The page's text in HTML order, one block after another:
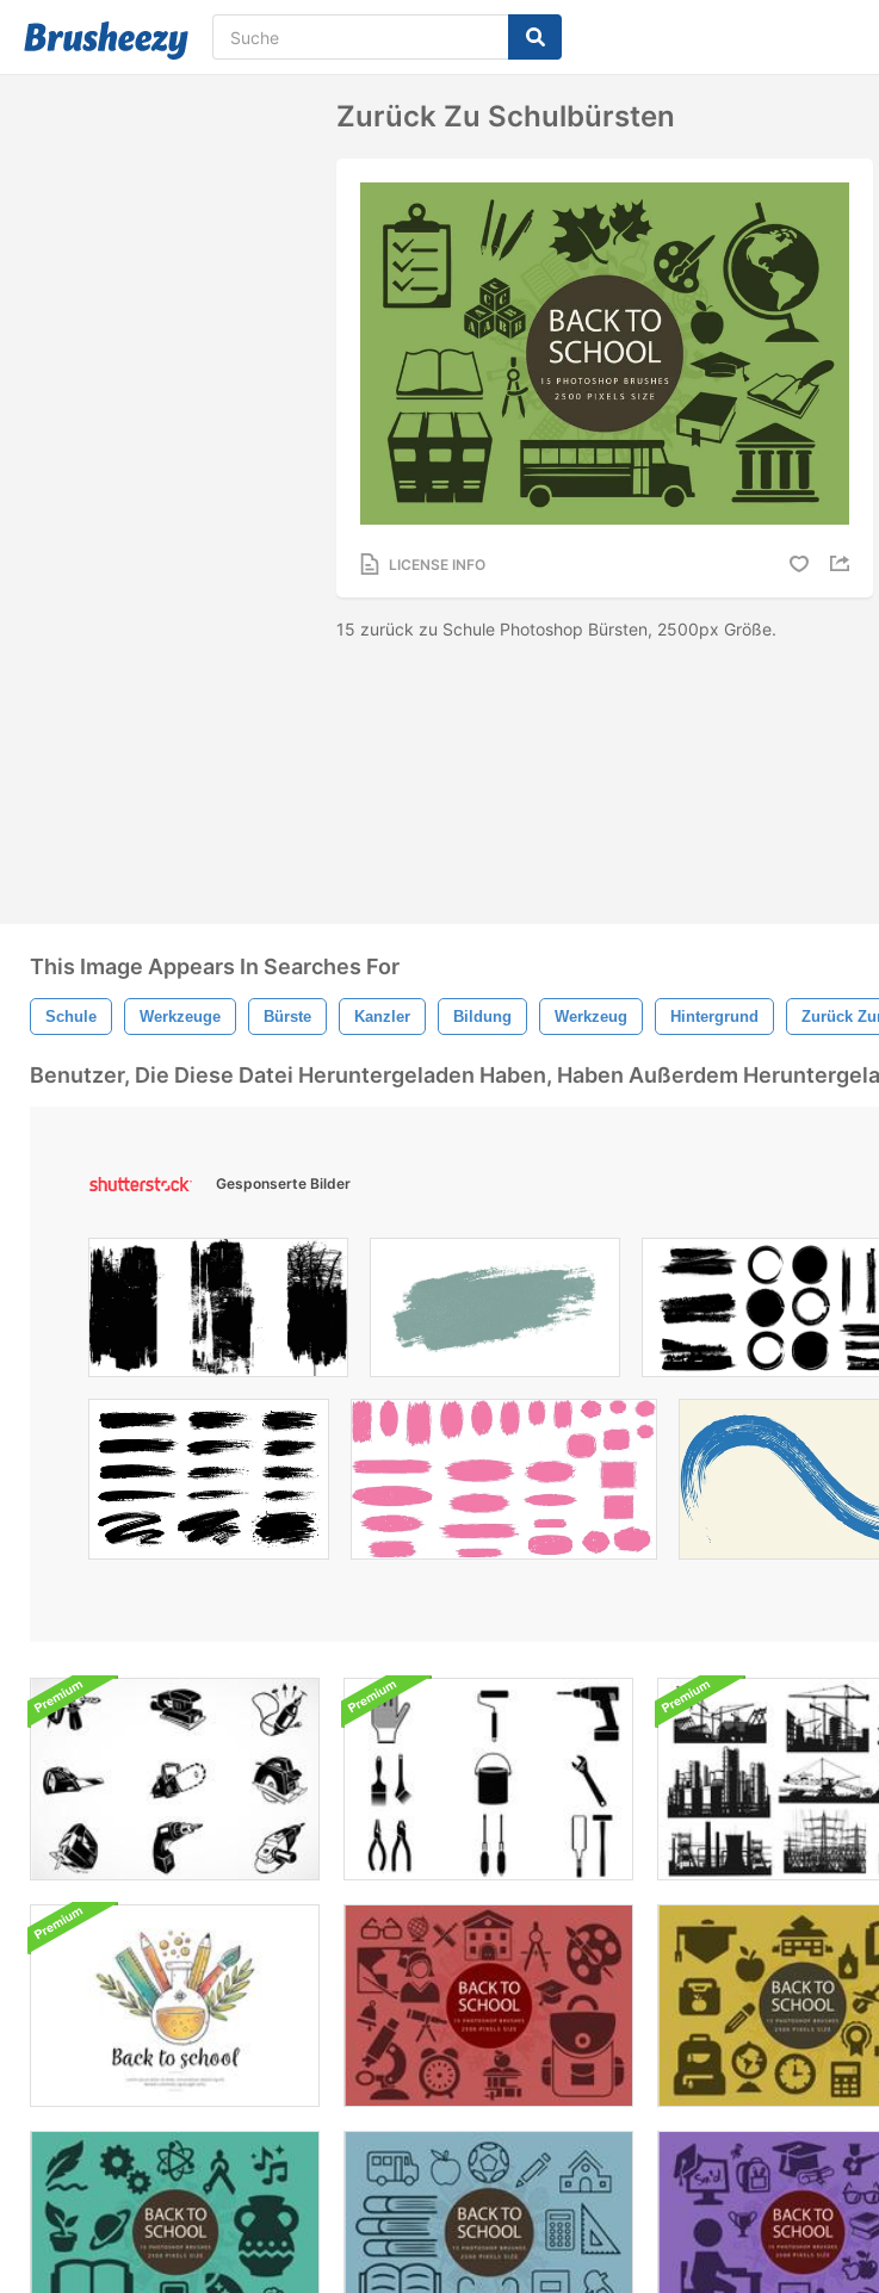
Zurück Zu Schulbürsten
LICENSE INFO
15 zurück zu Schule Photoshop Bürsten, 2500px Größe.
This Image Appears In Searches For
Schule Werkzeuge Bürste Kanzler Bildung Werkzeug Hintergrund Zurück
Benutzer, Die Diese Datei Heruntergeladen Haben, Haben Außerdem
Gesponserte Bilder